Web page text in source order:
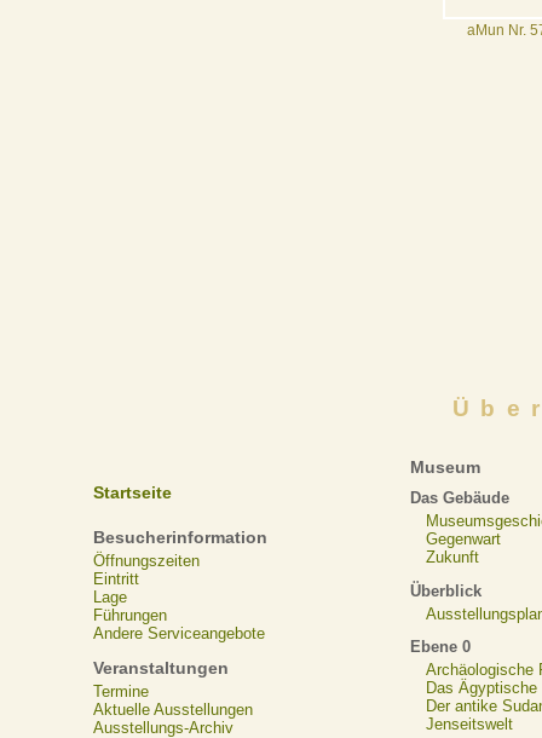
aMun Nr.
Startseite
Besucherinformation
Öffnungszeiten
Eintritt
Lage
Führungen
Andere Serviceangebote
Veranstaltungen
Termine
Aktuelle Ausstellungen
Ausstellungs-Archiv
Museum
Das Gebäude
Gegenwart
Zukunft
Überblick
Ebene 0
Archäologische
Das Ägyptische
Der antike
Jenseitswelt